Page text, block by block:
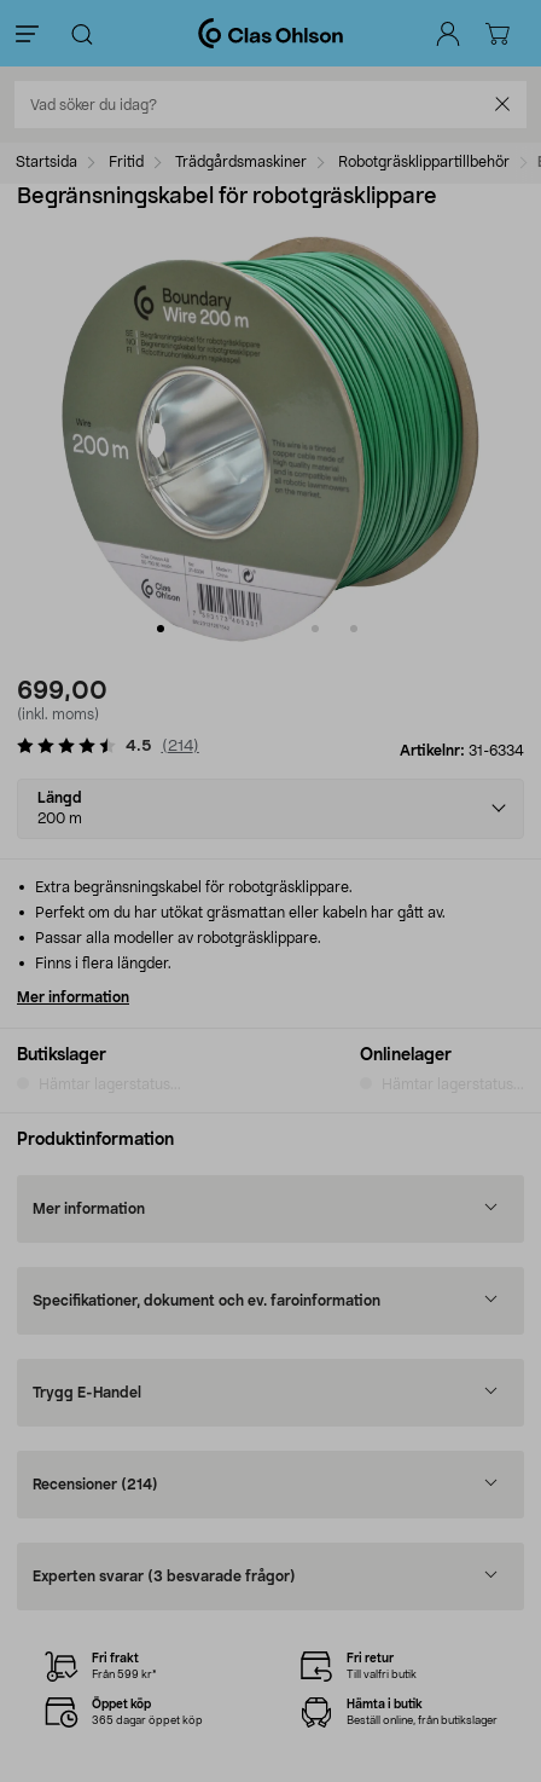
Startsida Fritid Trädgårdsmaskiner Robotgräsklippartillbehör
Begränsningskabel för robotgräsklippare
699,00
(inkl. moms)
Artikelnr: 31-6334
4.5 ( 214)
Select
variant
Längd
200 m
Butikslager Onlinelager
Extra begränsningskabel för robotgräsklippare.
Perfekt om du har utökat gräsmattan eller kabeln har gått av.
Passar alla modeller av robotgräsklippare.
Finns i flera längder.
Mer information
Produktinformation
Mer information
Specifikationer, dokument och ev. faroinformation
Trygg E-Handel
Recensioner (214)
Experten svarar (3 besvarade frågor)
Fri frakt
Från 599 kr*
Fri retur
Till valfri butik
Öppet köp
365 dagar öppet köp
Hämta i butik
Beställ online, från butikslager